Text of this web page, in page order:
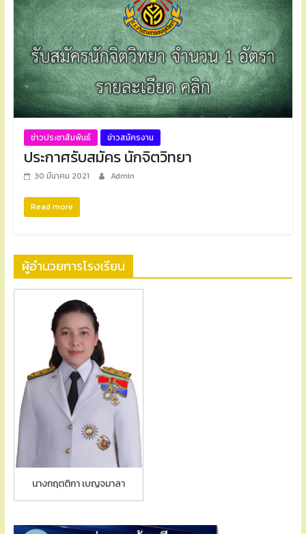
ข่าวประชาสัมพันธ์ ข่าวสมัครงาน
ประกาศรับสมัคร นักจิตวิทยา
30 มีนาคม 2021 Admin
Read more
ผู้อำนวยการโรงเรียน
นางกฤตติกา เบญจมาลา